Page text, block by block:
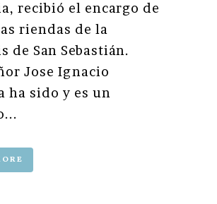
recibió el encargo de
riendas de la
de San Sebastián.
Jose Ignacio
ha sido y es un